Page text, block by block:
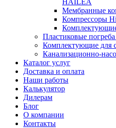
HAILEA
Мембранные
Компрессоры
Пластиковые
Комплектующие для
Канализационно-
Каталог услуг
Доставка и оплата
Наши работы
Калькулятор
Дилерам
Блог
О компании
Контакты